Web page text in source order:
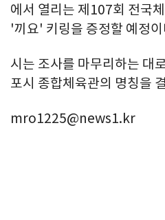
에서 열리는 제107회 전국
'끼요' 키링을 증정할 예정
시는 조사를 마무리하는 대
포시 종합체육관의 명칭을
mro1225@news1.kr